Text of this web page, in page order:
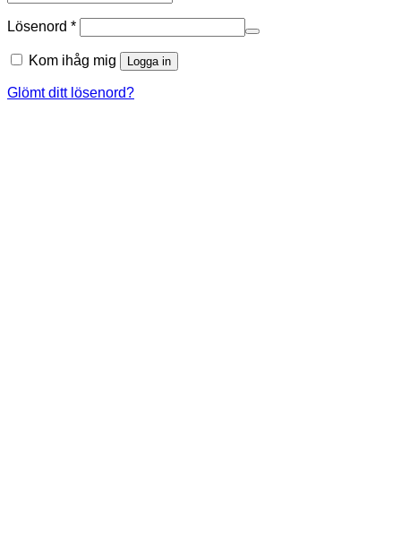
Lösenord *Obligatoriskt
Kom ihåg mig Logga in
Glömt ditt lösenord?